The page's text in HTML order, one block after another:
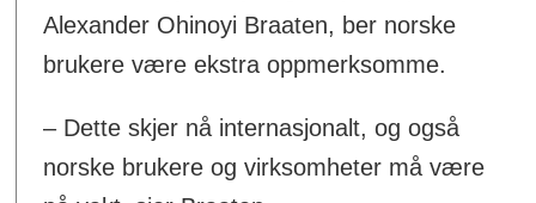
Alexander Ohinoyi Braaten, ber norske
brukere være ekstra oppmerksomme.
– Dette skjer nå internasjonalt, og også
norske brukere og virksomheter må være